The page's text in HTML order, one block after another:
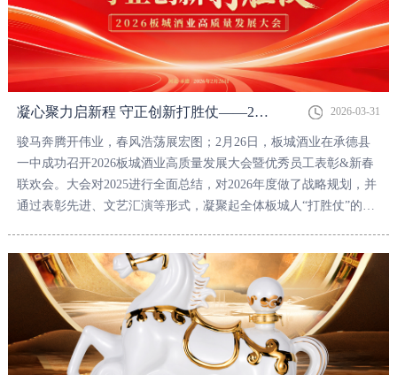
凝心聚力启新程 守正创新打胜仗——2026板城酒业高质量发展大会暨优秀员工表彰&新春联欢会成功举办！ 2026-03-31
骏马奔腾开伟业，春风浩荡展宏图；2月26日，板城酒业在承德县
一中成功召开2026板城酒业高质量发展大会暨优秀员工表彰&新春
联欢会。大会对2025进行全面总结，对2026年度做了战略规划，并
通过表彰先进、文艺汇演等形式，凝聚起全体板城人“打胜仗”的磅